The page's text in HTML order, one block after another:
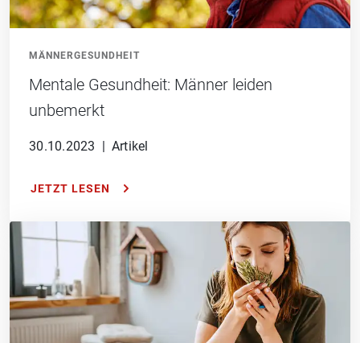
MÄNNERGESUNDHEIT
Mentale Gesundheit: Männer leiden
unbemerkt
30.10.2023 | Artikel
JETZT LESEN